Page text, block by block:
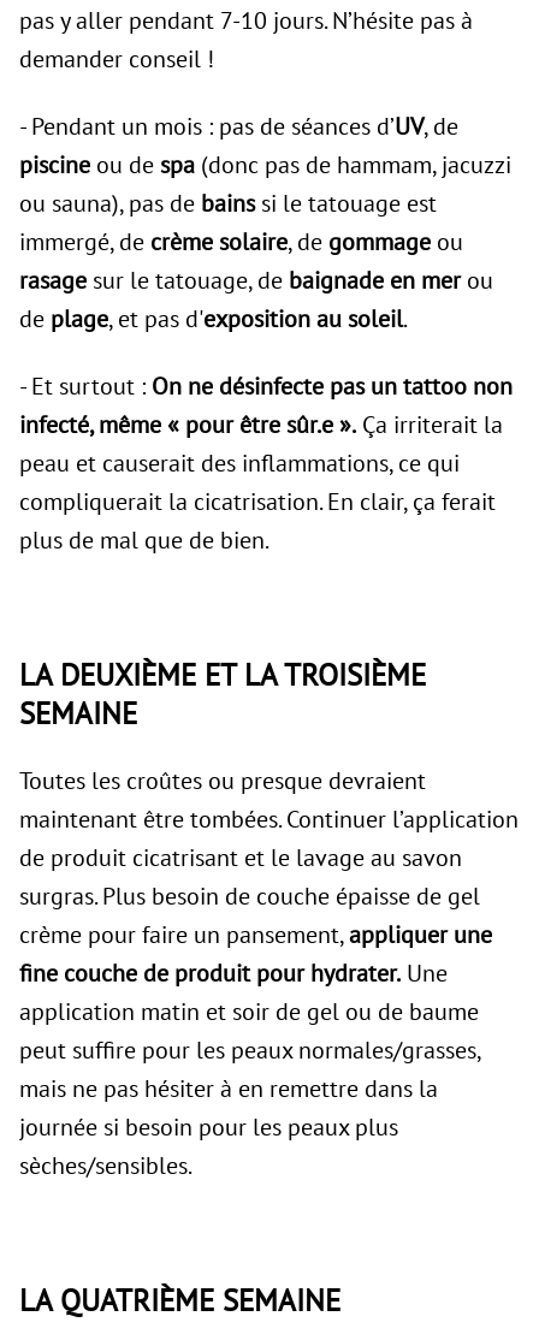
pas y aller pendant 7-10 jours. N’hésite pas à
demander conseil !
- Pendant un mois : pas de séances d’UV, de
piscine ou despa (donc pas de hammam, jacuzzi
ou sauna), pas de bainssi le tatouage est
immergé, de crème solaire, de gommage ou
rasage sur le tatouage, de baignade en merou
de plage, et pas d'exposition au soleil.
- Et surtout : On ne désinfecte pas un tattoo non
infecté, même « pour être sûr.e ». Ça irriterait la
peau et causerait des inflammations, ce qui
compliquerait la cicatrisation. En clair, ça ferait
plus de mal que de bien.
LA DEUXIÈME ET LA TROISIÈME
SEMAINE
Toutes les croûtes ou presque devraient
maintenant être tombées. Continuer l’application
de produit cicatrisant et le lavage au savon
surgras. Plus besoin de couche épaisse de gel
crème pour faire un pansement,appliquer une
fine couche de produit pour hydrater. Une
application matin et soir de gel ou de baume
peut suffire pour les peaux normales/grasses,
mais ne pas hésiter à en remettre dans la
journée si besoin pour les peaux plus
sèches/sensibles.
LA QUATRIÈME SEMAINE